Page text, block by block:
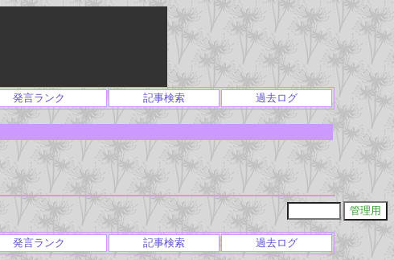
発言ランク 記事検索 過去ログ
発言ランク 記事検索 過去ログ